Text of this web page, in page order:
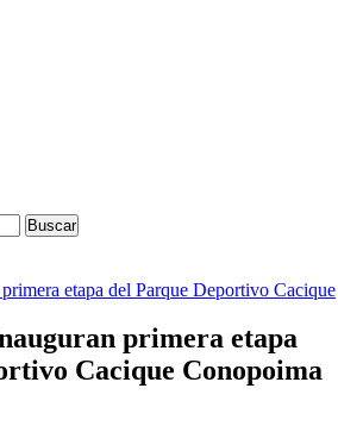
etapa del Parque Deportivo Cacique
primera etapa
Cacique Conopoima